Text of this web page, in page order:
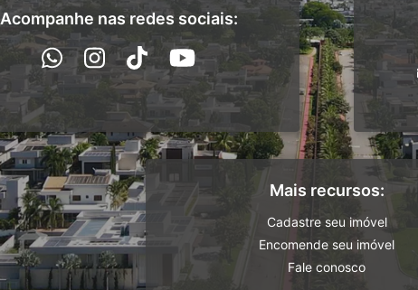
Acompanhe nas redes sociais:
Mais recursos:
Cadastre seu imóvel
Encomende seu imóvel
Fale conosco